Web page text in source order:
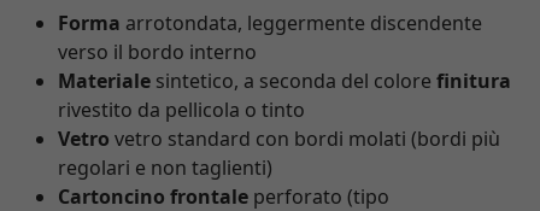
Forma arrotondata, leggermente discendente
verso il bordo interno
Materiale sintetico, a seconda del colore finitura
rivestito da pellicola o tinto
Vetro vetro standard con bordi molati (bordi più
regolari e non taglienti)
Cartoncino frontale perforato (tipo